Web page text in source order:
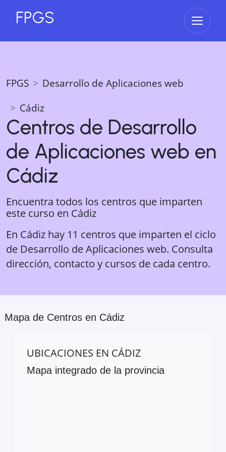
FPGS Abrir
FPGS
Desarrollo de Aplicaciones web
Cádiz
Centros de Desarrollo
de Aplicaciones web en
Cádiz
Encuentra todos los centros que imparten
este curso en Cádiz
En Cádiz hay 11 centros que imparten el ciclo
de Desarrollo de Aplicaciones web. Consulta
dirección, contacto y cursos de cada centro.
Mapa de Centros en Cádiz
UBICACIONES EN CÁDIZ
Mapa integrado de la provincia